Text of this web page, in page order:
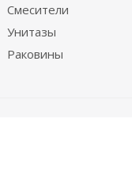
Смесители
Унитазы
Раковины